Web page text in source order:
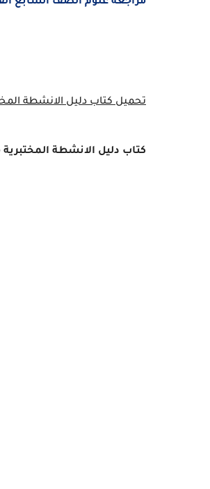
تحميل كتاب دليل الانشطة
كتاب دليل الانشطة